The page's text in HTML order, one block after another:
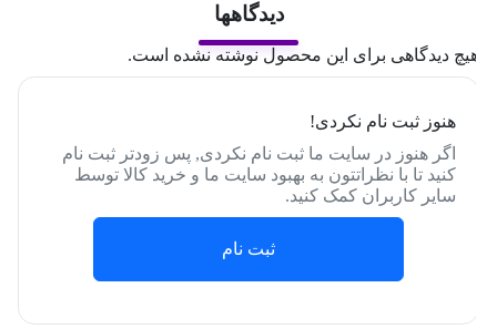
دیدگاهها
دیدگاهی برای این محصول نوشته نشده است.
هنوز ثبت نام نکردی!
اگر هنوز در سایت ما ثبت نام نکردی, پس زودتر ثبت نام
کنید تا با نظراتتون به بهبود سایت ما و خرید کالا توسط
سایر کاربران کمک کنید.
ثبت نام